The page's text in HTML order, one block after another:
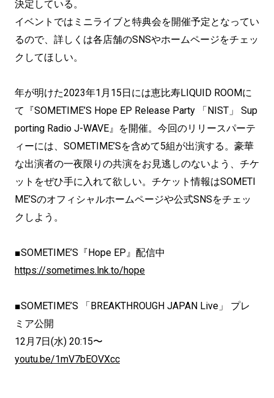
決定している。
イベントではミニライブと特典会を開催予定となってい
るので、詳しくは各店舗のSNSやホームページをチェッ
クしてほしい。
年が明けた2023年1月15日には恵比寿LIQUID ROOMに
て『SOMETIME’S Hope EP Release Party 「NIST」 Sup
porting Radio J-WAVE』を開催。今回のリリースパーテ
ィーには、SOMETIME’Sを含めて5組が出演する。豪華
な出演者の一夜限りの共演をお見逃しのないよう、チケ
ットをぜひ手に入れて欲しい。チケット情報はSOMETI
ME’Sのオフィシャルホームページや公式SNSをチェッ
クしよう。
■SOMETIME’S『Hope EP』配信中
https://sometimes.lnk.to/hope
■SOMETIME’S 「BREAKTHROUGH JAPAN Live」 プレ
ミア公開
12月7日(水) 20:15〜
youtu.be/1mV7bEOVXcc